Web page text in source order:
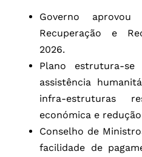
Governo
Recuperação e
2026.
Plano estrutura-
assistência
infra-estruturas
económica e
Conselho de
facilidade de